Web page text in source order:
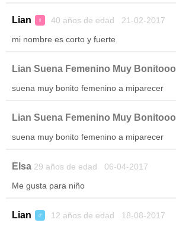
Lian ♀ 40 años de edad 21-02-2017
mi nombre es corto y fuerte
Lian Suena Femenino Muy Bonitooo
suena muy bonito femenino a miparecer
Lian Suena Femenino Muy Bonitooo
suena muy bonito femenino a miparecer
Elsa 29 años de edad 06-04-2017
Me gusta para niño
Lian ♂ 12 años de edad 18-08-2017